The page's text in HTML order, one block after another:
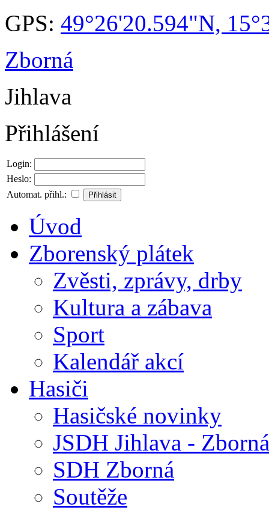
GPS: 49°26'20.594"N,
Zborná
Jihlava
Přihlášení
Login:
Heslo:
Automat. přihl.:
Úvod
Zborenský plátek
Zvěsti, zprávy, drby
Kultura a zábava
Sport
Kalendář akcí
Hasiči
Hasičské novinky
JSDH Jihlava - Zborná
SDH Zborná
Soutěže